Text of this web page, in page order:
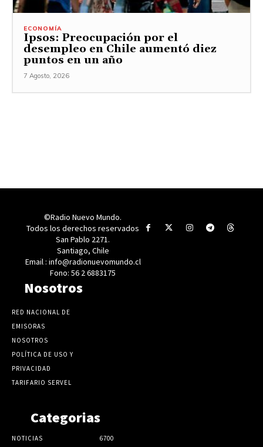
ECONOMÍA
Ipsos: Preocupación por el
desempleo en Chile aumentó diez
puntos en un año
7 Agosto, 2026
©Radio Nuevo Mundo.
Todos los derechos reservados
San Pablo 2271.
Santiago, Chile
Email : info@radionuevomundo.cl
Fono: 56 2 6883175
Nosotros
RED NACIONAL DE
EMISORAS
NOSOTROS
POLÍTICA DE USO Y
PRIVACIDAD
TARIFARIO SERVEL
Categorias
NOTICIAS
6700